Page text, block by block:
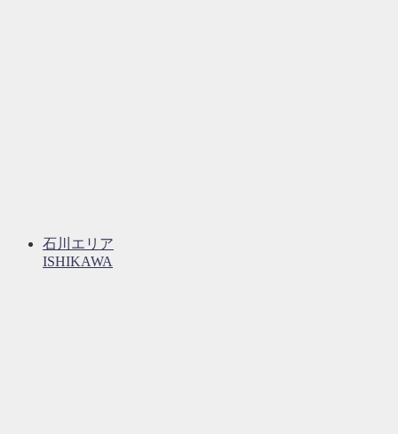
石川エリア
ISHIKAWA